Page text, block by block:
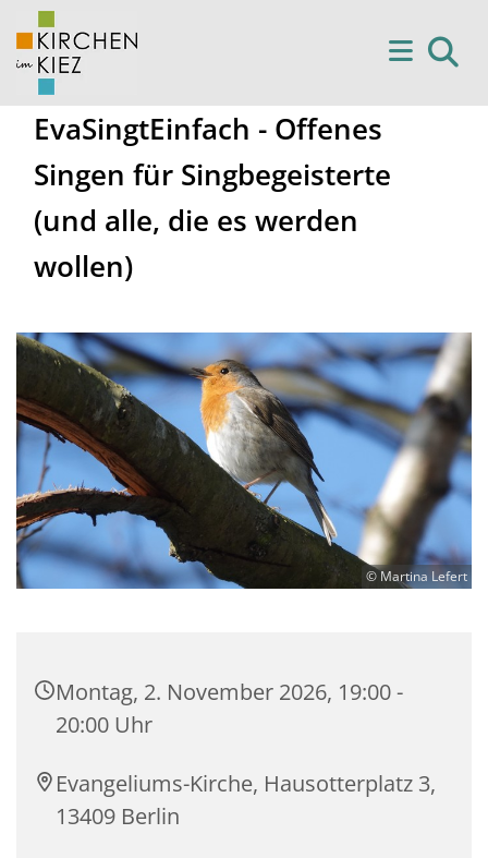
EvaSingtEinfach - Offenes
Singen für Singbegeisterte
(und alle, die es werden
wollen)
© Martina Lefert
Montag, 2. November 2026, 19:00 -
20:00 Uhr
Evangeliums-Kirche, Hausotterplatz 3,
13409 Berlin